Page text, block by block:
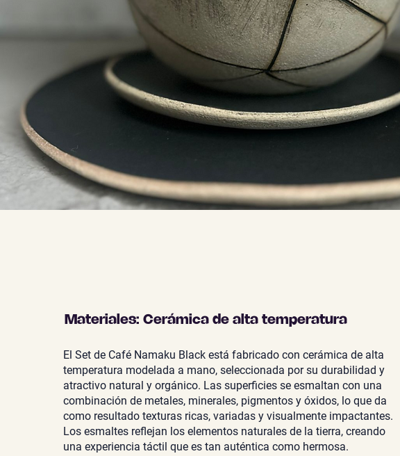
Materiales: Cerámica de alta temperatura
El Set de Café Namaku Black está fabricado con cerámica de alta
temperatura modelada a mano, seleccionada por su durabilidad y
atractivo natural y orgánico. Las superficies se esmaltan con una
combinación de metales, minerales, pigmentos y óxidos, lo que da
como resultado texturas ricas, variadas y visualmente impactantes.
Los esmaltes reflejan los elementos naturales de la tierra, creando
una experiencia táctil que es tan auténtica como hermosa.